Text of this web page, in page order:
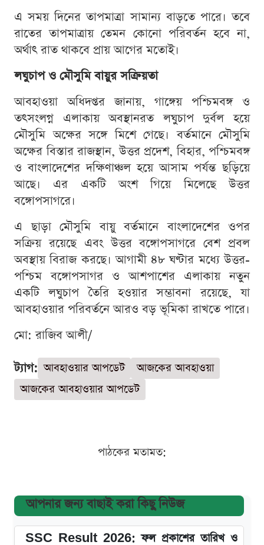
এ সময় দিনের তাপমাত্রা সামান্য বাড়তে পারে। তবে
রাতের তাপমাত্রায় তেমন কোনো পরিবর্তন হবে না,
অর্থাৎ রাত থাকবে প্রায় আগের মতোই।
লঘুচাপ ও মৌসুমি বায়ুর সক্রিয়তা
আবহাওয়া অধিদপ্তর জানায়, গাঙ্গেয় পশ্চিমবঙ্গ ও
তৎসংলগ্ন এলাকায় অবস্থানরত লঘুচাপ দুর্বল হয়ে
মৌসুমি অক্ষের সঙ্গে মিশে গেছে। বর্তমানে মৌসুমি
অক্ষের বিস্তার রাজস্থান, উত্তর প্রদেশ, বিহার, পশ্চিমবঙ্গ
ও বাংলাদেশের দক্ষিণাঞ্চল হয়ে আসাম পর্যন্ত ছড়িয়ে
আছে। এর একটি অংশ গিয়ে মিলেছে উত্তর
বঙ্গোপসাগরে।
এ ছাড়া মৌসুমি বায়ু বর্তমানে বাংলাদেশের ওপর
সক্রিয় রয়েছে এবং উত্তর বঙ্গোপসাগরে বেশ প্রবল
অবস্থায় বিরাজ করছে। আগামী ৪৮ ঘণ্টার মধ্যে উত্তর-
পশ্চিম বঙ্গোপসাগর ও আশপাশের এলাকায় নতুন
একটি লঘুচাপ তৈরি হওয়ার সম্ভাবনা রয়েছে, যা
আবহাওয়ার পরিবর্তনে আরও বড় ভূমিকা রাখতে পারে।
মো: রাজিব আলী/
ট্যাগ: আবহাওয়ার আপডেট
আজকের আবহাওয়া
আজকের আবহাওয়ার আপডেট
পাঠকের মতামত:
আপনার জন্য বাছাই করা কিছু নিউজ
SSC Result 2026: ফল প্রকাশের তারিখ ও